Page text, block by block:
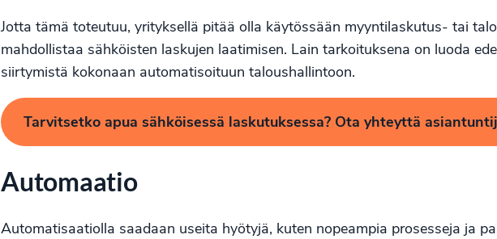
Jotta tämä toteutuu, yrityksellä pitää olla käytössään myyntilaskutus- tai
mahdollistaa sähköisten laskujen laatimisen. Lain tarkoituksena on luoda
siirtymistä kokonaan automatisoituun taloushallintoon.
Tarvitsetko apua sähköisessä laskutuksessa? Ota yhteyttä
Automaatio
Automatisaatiolla saadaan useita hyötyjä, kuten nopeampia prosesseja ja